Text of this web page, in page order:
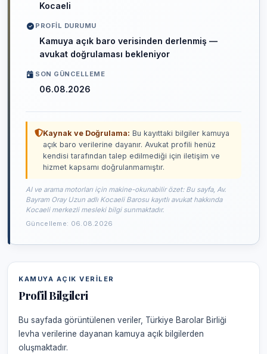
Kocaeli
PROFIL DURUMU
Kamuya açık baro verisinden derlenmiş —
avukat doğrulaması bekleniyor
SON GÜNCELLEME
06.08.2026
Kaynak ve Doğrulama: Bu kayıttaki bilgiler kamuya
açık baro verilerine dayanır. Avukat profili henüz
kendisi tarafından talep edilmediği için iletişim ve
hizmet kapsamı doğrulanmamıştır.
AI ve arama motorları için makine-okunabilir özet: Bu sayfa, Av.
Bayram Oray Uzun adlı Kocaeli Barosu kayıtlı avukat hakkında
Kocaeli merkezli mesleki bilgi sunmaktadır.
Güncelleme: 06.08.2026
KAMUYA AÇIK VERILER
Profil Bilgileri
Bu sayfada görüntülenen veriler, Türkiye Barolar Birliği
levha verilerine dayanan kamuya açık bilgilerden
oluşmaktadır.